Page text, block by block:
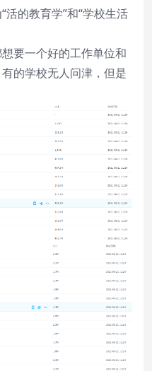
活的教育学”和“学校生活
要一个好的工作单位和
的学校无人问津，但是